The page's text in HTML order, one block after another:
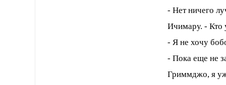
- Нет ничего
Ичимару. - Кто
- Я не хочу
- Пока еще не
Гриммджо, я